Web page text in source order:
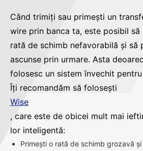
Când trimiți sau primești un
wire prin banca ta, este posibil
rată de schimb nefavorabilă și să
ascunse prin urmare. Asta
folosesc un sistem învechit
Îți recomandăm să folosești
Wise
, care este de obicei mult mai
lor inteligentă:
Primești o rată de schimb grozavă